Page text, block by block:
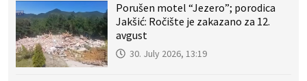
Porušen motel “Jezero”; porodica
Jakšić: Ročište je zakazano za 12.
avgust
30. July 2026, 13:19